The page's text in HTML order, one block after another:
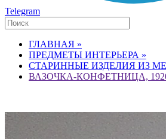
Telegram
ГЛАВНАЯ »
ПРЕДМЕТЫ ИНТЕРЬЕРА »
СТАРИННЫЕ ИЗДЕЛИЯ ИЗ
ВАЗОЧКА-КОНФЕТНИЦА,